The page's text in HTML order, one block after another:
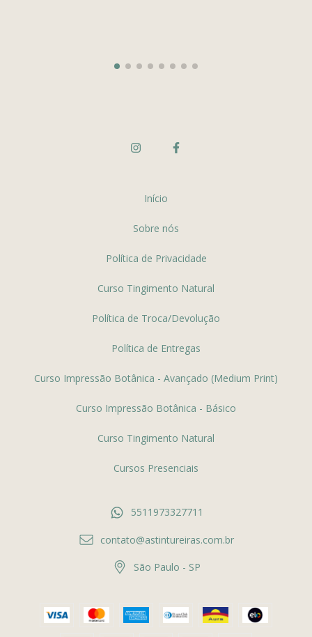
Início
Sobre nós
Política de Privacidade
Curso Tingimento Natural
Política de Troca/Devolução
Política de Entregas
Curso Impressão Botânica - Avançado (Medium Print)
Curso Impressão Botânica - Básico
Curso Tingimento Natural
Cursos Presenciais
5511973327711
contato@astintureiras.com.br
São Paulo - SP